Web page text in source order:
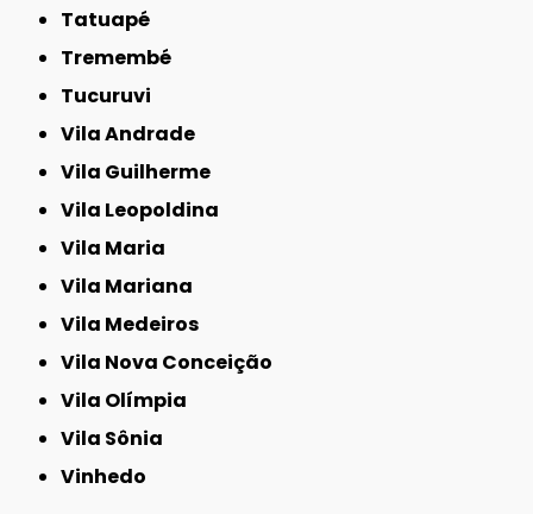
Tatuapé
Tremembé
Tucuruvi
Vila Andrade
Vila Guilherme
Vila Leopoldina
Vila Maria
Vila Mariana
Vila Medeiros
Vila Nova Conceição
Vila Olímpia
Vila Sônia
Vinhedo